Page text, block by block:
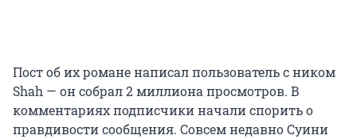
Пост об их романе написал пользователь с ником
Shah — он собрал 2 миллиона просмотров. В
комментариях подписчики начали спорить о
правдивости сообщения. Совсем недавно Суини